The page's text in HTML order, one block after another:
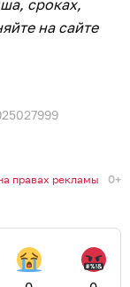
сроках,
на сайте
правах рекламы 0+